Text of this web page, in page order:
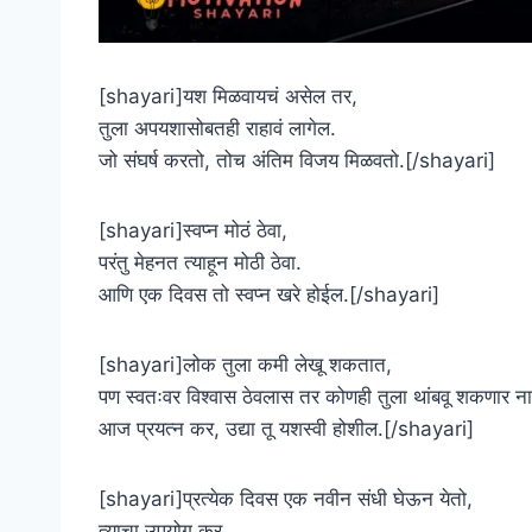
[shayari]यश मिळवायचं असेल तर,
तुला अपयशासोबतही राहावं लागेल.
जो संघर्ष करतो, तोच अंतिम विजय मिळवतो.[/shayari]
[shayari]स्वप्न मोठं ठेवा,
परंतु मेहनत त्याहून मोठी ठेवा.
आणि एक दिवस तो स्वप्न खरे होईल.[/shayari]
[shayari]लोक तुला कमी लेखू शकतात,
पण स्वतःवर विश्वास ठेवलास तर कोणही तुला थांबवू शकणार
आज प्रयत्न कर, उद्या तू यशस्वी होशील.[/shayari]
[shayari]प्रत्येक दिवस एक नवीन संधी घेऊन येतो,